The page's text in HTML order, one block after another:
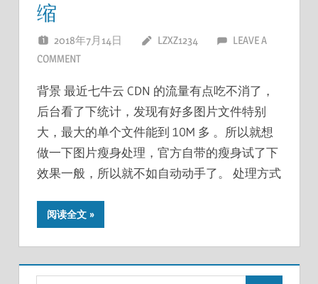
缩
2018年7月14日 LZXZ1234
LEAVE A
COMMENT
背景 最近七牛云 CDN 的流量有点吃不消了，
后台看了下统计，发现有好多图片文件特别
大，最大的单个文件能到 10M 多 。所以就想
做一下图片瘦身处理，官方自带的瘦身试了下
效果一般，所以就不如自动动手了。 处理方式
阅读全文